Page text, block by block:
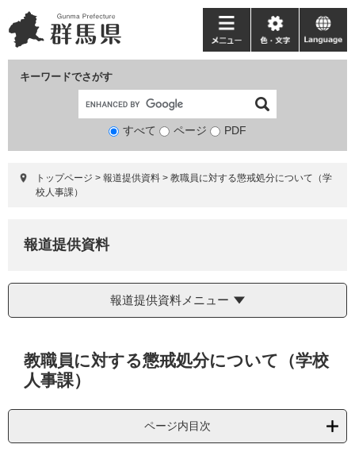
ー
ジ
ニ
ュ
て
キーワードでさがす
検
象
すべて ページ PDF
メ
ニ
ー
色・
文
language
トップページ > 報道提供資料 > 教職員に対する懲戒処分について（学
校人事課）
報道提供資料
報道提供資料メニュー
教職員に対する懲戒処分について（学校
人事課）
ページ内目次